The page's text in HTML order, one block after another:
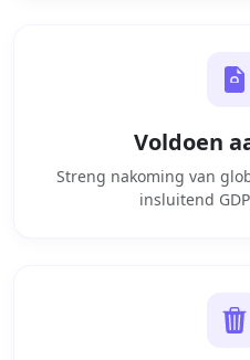
Voldoen
Streng nakoming van
insluitend